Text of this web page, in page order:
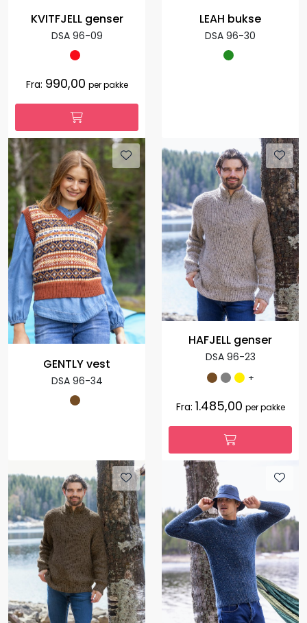
KVITFJELL genser
DSA 96-09
Fra: 990,00 per pakke
LEAH bukse
DSA 96-30
GENTLY vest
DSA 96-34
HAFJELL genser
DSA 96-23
+
Fra: 1.485,00 per pakke